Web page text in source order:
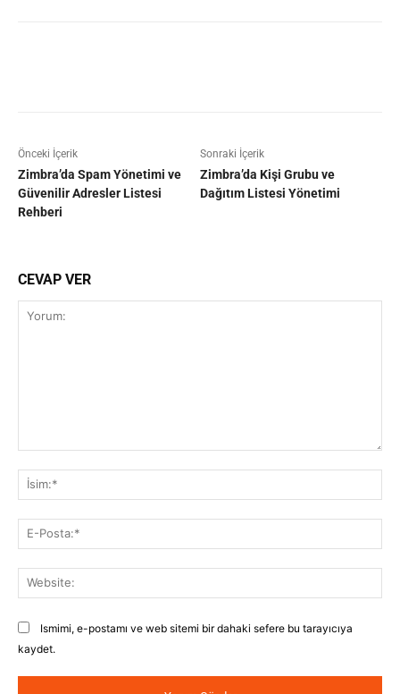
Önceki İçerik
Zimbra’da Spam Yönetimi ve
Güvenilir Adresler Listesi
Rehberi
Sonraki İçerik
Zimbra’da Kişi Grubu ve
Dağıtım Listesi Yönetimi
CEVAP VER
Ismimi, e-postamı ve web sitemi bir dahaki sefere bu tarayıcıya
kaydet.